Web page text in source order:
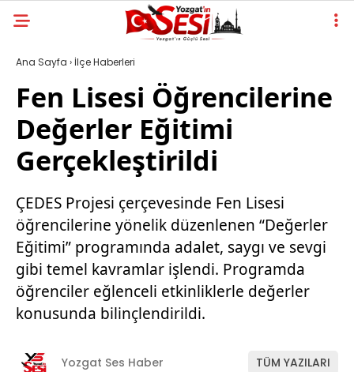
Ana Sayfa › İlçe Haberleri
Fen Lisesi Öğrencilerine
Değerler Eğitimi
Gerçekleştirildi
ÇEDES Projesi çerçevesinde Fen Lisesi
öğrencilerine yönelik düzenlenen “Değerler
Eğitimi” programında adalet, saygı ve sevgi
gibi temel kavramlar işlendi. Programda
öğrenciler eğlenceli etkinliklerle değerler
konusunda bilinçlendirildi.
Yozgat Ses Haber TÜM YAZILARI